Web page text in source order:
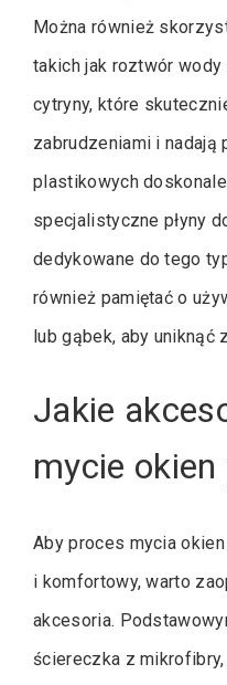
Można również
takich jak roztwór
cytryny, które
zabrudzeniami i nadają
plastikowych
specjalistyczne płyny
dedykowane do tego
również pamiętać o
lub gąbek, aby uniknąć
Jakie
mycie
Aby proces mycia
i komfortowy, warto
akcesoria.
ściereczka z mikrofibry,